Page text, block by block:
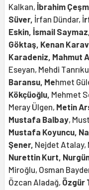
Kalkan, İbrahim
Süver, İrfan Dündar, İ
Eskin, İsmail
Göktaş, Kenan
Karadeniz, Mahmut
Eseyan, Mehdi
Baransu, Mehmet
Kökçüoğlu, Mehmet
Meray Ülgen, Metin
Mustafa Balbay,
Mustafa Koyuncu,
Şener, Nejdet Atalay,
Nurettin Kurt,
Miroğlu, Osman
Özcan Aladağ, Özgür